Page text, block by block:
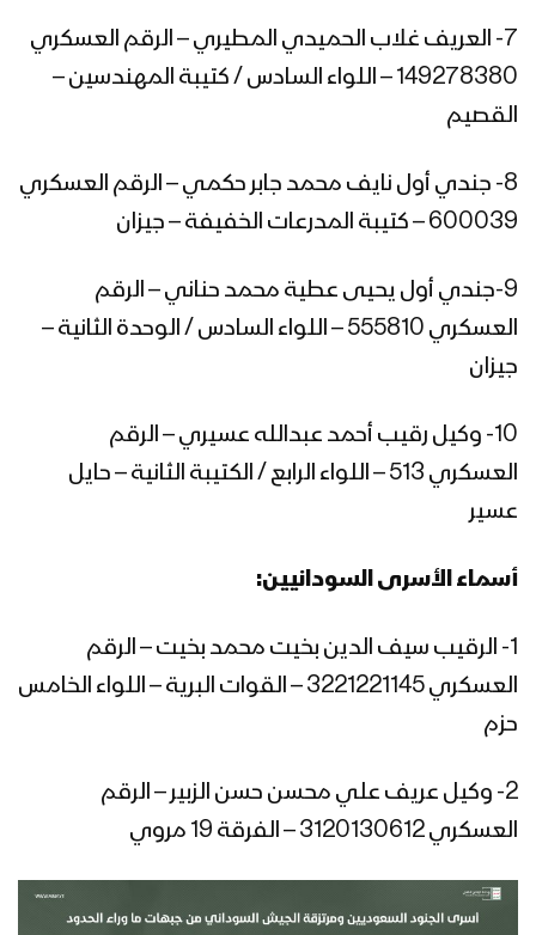
الأولى – ج1
مع ملك السماوات والأرض – مع الله
بعدهم بعدهم – من مشاهد عملية جيزان
فضل الله – من مشاهد عملية جيزان
زيارة وزير الإعلام ضيف الله الشامي
الواسعة
7- العريف غلاب الحميدي المطيري – الرقم العسكري
149278380 – اللواء السادس / كتيبة المهندسين –
القصيم
8- جندي أول نايف محمد جابر حكمي – الرقم العسكري
600039 – كتيبة المدرعات الخفيفة – جيزان
9-جندي أول يحيى عطية محمد حناني – الرقم
العسكري 555810 – اللواء السادس / الوحدة الثانية –
جيزان
10- وكيل رقيب أحمد عبدالله عسيري – الرقم
العسكري 513 – اللواء الرابع / الكتيبة الثانية – حايل
عسير
أسماء الأسرى السودانيين:
1- الرقيب سيف الدين بخيت محمد بخيت – الرقم
العسكري 3221221145 – القوات البرية – اللواء الخامس
حزم
2- وكيل عريف علي محسن حسن الزبير – الرقم
العسكري 3120130612 – الفرقة 19 مروي